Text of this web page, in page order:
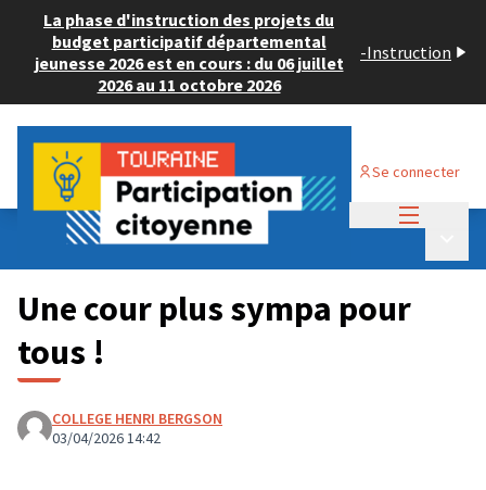
La phase d'instruction des projets du
budget participatif départemental
jeunesse 2026 est en cours : du 06 juillet
2026 au 11 octobre 2026
-Instruction
Se connecter
Budget Participatif JEUNESSE 2026
💡 Consulter les projets déposés
Une cour plus sympa pour
tous !
COLLEGE HENRI BERGSON
03/04/2026 14:42